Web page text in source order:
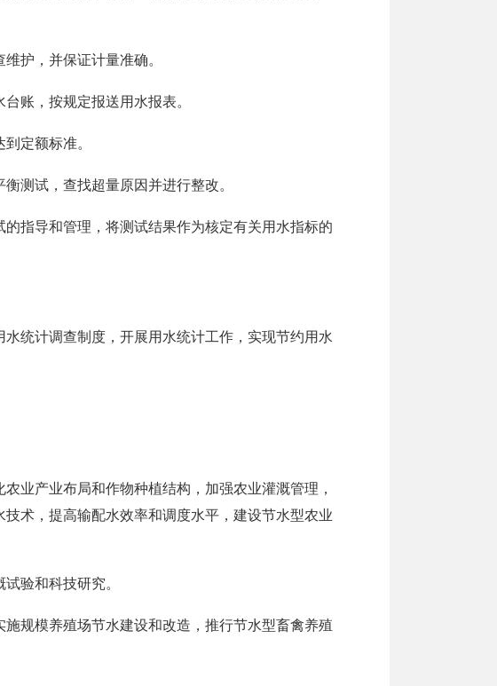
护，并保证计量准确。
账，按规定报送用水报表。
定额标准。
测试，查找超量原因并进行整改。
指导和管理，将测试结果作为核定有关用水指标的
统计调查制度，开展用水统计工作，实现节约用水
业产业布局和作物种植结构，加强农业灌溉管理，
术，提高输配水效率和调度水平，建设节水型农业
验和科技研究。
规模养殖场节水建设和改造，推行节水型畜禽养殖